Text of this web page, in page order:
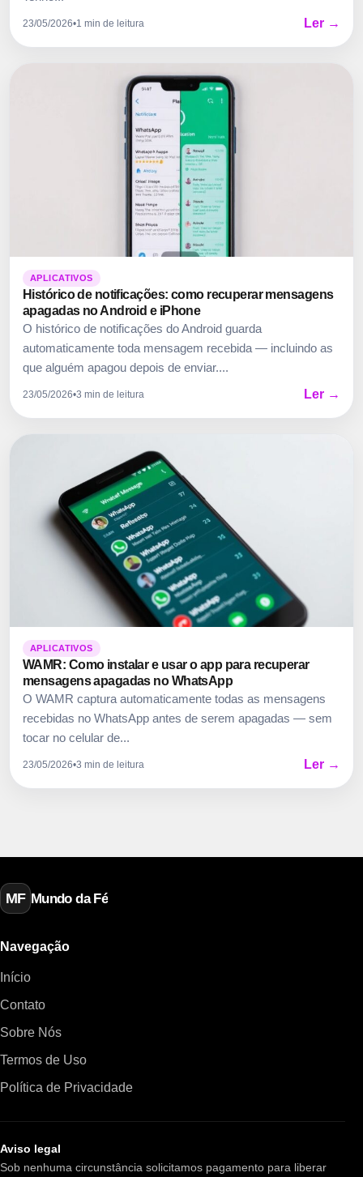
23/05/2026•1 min de leitura Ler →
APLICATIVOS
Histórico de notificações: como recuperar mensagens
apagadas no Android e iPhone
O histórico de notificações do Android guarda
automaticamente toda mensagem recebida — incluindo as
que alguém apagou depois de enviar....
23/05/2026•3 min de leitura Ler →
APLICATIVOS
WAMR: Como instalar e usar o app para recuperar
mensagens apagadas no WhatsApp
O WAMR captura automaticamente todas as mensagens
recebidas no WhatsApp antes de serem apagadas — sem
tocar no celular de...
23/05/2026•3 min de leitura Ler →
MF Mundo da Fé
Navegação
Início
Contato
Sobre Nós
Termos de Uso
Política de Privacidade
Aviso legal
Sob nenhuma circunstância solicitamos pagamento para liberar